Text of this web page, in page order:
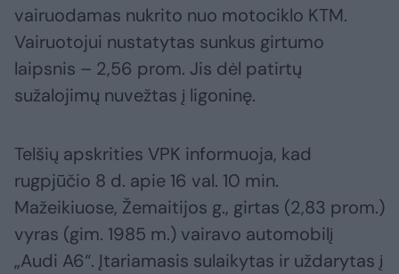
vairuodamas nukrito nuo motociklo KTM.
Vairuotojui nustatytas sunkus girtumo
laipsnis – 2,56 prom. Jis dėl patirtų
sužalojimų nuvežtas į ligoninę.
Telšių apskrities VPK informuoja, kad
rugpjūčio 8 d. apie 16 val. 10 min.
Mažeikiuose, Žemaitijos g., girtas (2,83 prom.)
vyras (gim. 1985 m.) vairavo automobilį
„Audi A6“. Įtariamasis sulaikytas ir uždarytas į